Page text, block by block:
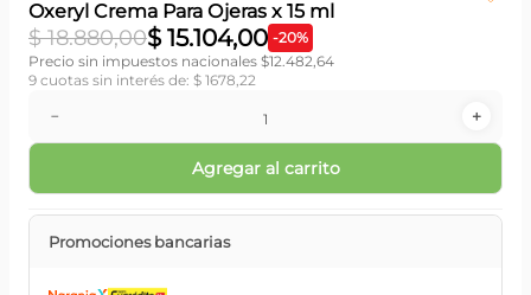
Oxeryl Crema Para Ojeras x 15 ml
$ 18.880,00$ 15.104,00 -20%
Precio sin impuestos nacionales $12.482,64
9 cuotas sin interés de: $ 1678,22
＋
－
Agregar al carrito
Promociones bancarias